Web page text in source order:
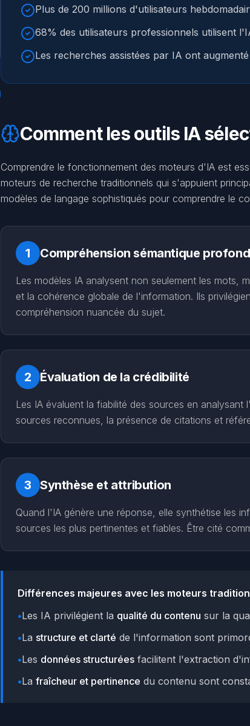
Plus de 200 millions d'utilisateurs
68% des utilisateurs professionnels utilisent
Les recherches assistées par IA ont
Comment les outils IA
Comprendre le fonctionnement des moteurs d'IA est
moteurs de recherche traditionnels qui s'appuient
modèles de langage sophistiqués pour comprendre le
1 Compréhension sémantique
Les modèles IA analysent non seulement les mots,
et la cohérence globale de l'information. Ils
compréhension nuancée du sujet.
2 Évaluation de la crédibilité
Les IA évaluent la fiabilité des sources en
sources reconnues, la présence de citations et
3 Synthèse et attribution
Quand l'IA génère une réponse, elle synthétise les
sources les plus pertinentes et fiables. Être cité
Différences majeures avec les moteurs
•Les IA privilégient la qualité du contenu sur la
•La structure et clarté de l'information sont
•Les données structurées facilitent l'extraction
•La fraîcheur et pertinence du contenu sont